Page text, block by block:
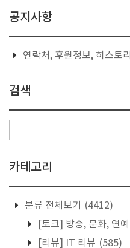
공지사항
연락처, 후원정보, 히스토리
검색
카테고리
분류 전체보기
(4412)
[토크] 방송, 문화, 연예
[리뷰] IT 리뷰 (585)